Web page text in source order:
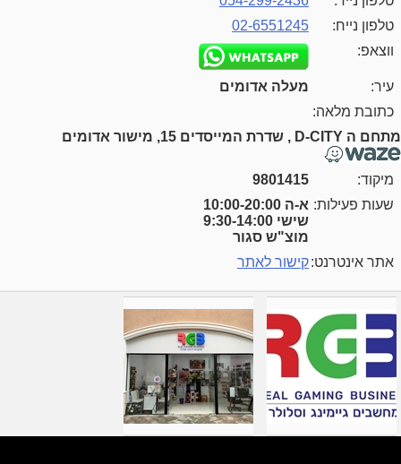
טלפון נייח:
02-6551245
ווצאפ:
עיר:
מעלה אדומים
כתובת מלאה:
מתחם ה D-CITY , שדרת המייסדים 15, מישור אדומים
מיקוד:
9801415
שעות פעילות: א-ה 10:00-20:00
שישי 9:30-14:00
מוצ"ש סגור
אתר אינטרנט:קישור לאתר